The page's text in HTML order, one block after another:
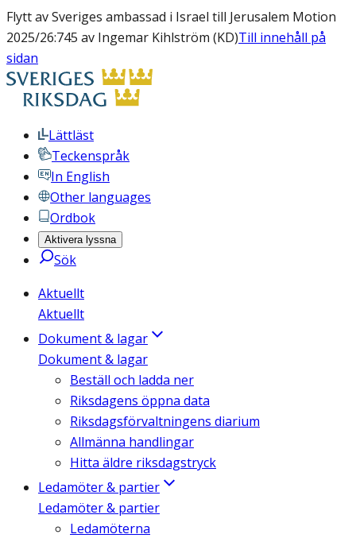
Flytt av Sveriges ambassad i Israel till Jerusalem Motion
2025/26:745 av Ingemar Kihlström (KD)Till innehåll på
sidan
Lättläst
Teckenspråk
In English
Other languages
Ordbok
Aktivera lyssna
Sök
Aktuellt
Aktuellt
Dokument & lagar
Dokument & lagar
Beställ och ladda ner
Riksdagens öppna data
Riksdagsförvaltningens diarium
Allmänna handlingar
Hitta äldre riksdagstryck
Ledamöter & partier
Ledamöter & partier
Ledamöterna